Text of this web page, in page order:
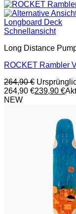
Schnellansicht
Long Distance
ROCKET Rambler
264,90€
264,90 €239,90 €
NEW